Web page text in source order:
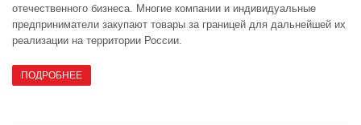
отечественного бизнеса. Многие компании и индивидуальные
предприниматели закупают товары за границей для дальнейшей их
реализации на территории России.
ПОДРОБНЕЕ